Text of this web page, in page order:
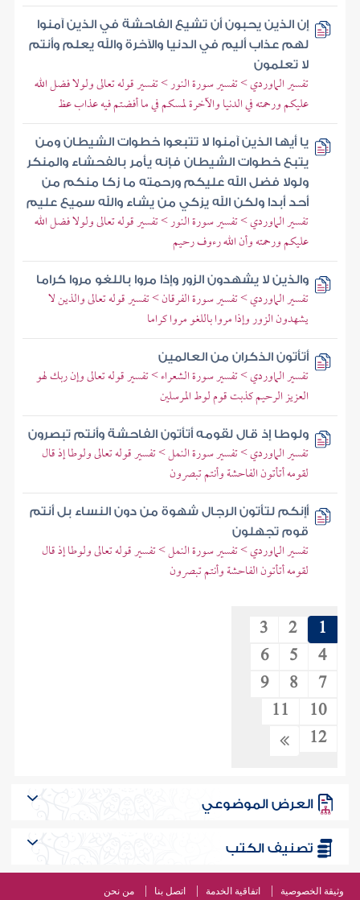
إن الذين يحبون أن تشيع الفاحشة في الذين آمنوا
لهم عذاب أليم في الدنيا والآخرة والله يعلم وأنتم
لا تعلمون
تفسير الماوردي > تفسير سورة النور > تفسير قوله تعالى ولولا فضل الله
عليكم ورحمته في الدنيا والآخرة لمسكم في ما أفضتم فيه عذاب عظ
يا أيها الذين آمنوا لا تتبعوا خطوات الشيطان ومن
يتبع خطوات الشيطان فإنه يأمر بالفحشاء والمنكر
ولولا فضل الله عليكم ورحمته ما زكا منكم من
أحد أبدا ولكن الله يزكي من يشاء والله سميع عليم
تفسير الماوردي > تفسير سورة النور > تفسير قوله تعالى ولولا فضل الله
عليكم ورحمته وأن الله رءوف رحيم
والذين لا يشهدون الزور وإذا مروا باللغو مروا كراما
تفسير الماوردي > تفسير سورة الفرقان > تفسير قوله تعالى والذين لا
يشهدون الزور وإذا مروا باللغو مروا كراما
أتأتون الذكران من العالمين
تفسير الماوردي > تفسير سورة الشعراء > تفسير قوله تعالى وإن ربك لهو
العزيز الرحيم كذبت قوم لوط المرسلين
ولوطا إذ قال لقومه أتأتون الفاحشة وأنتم تبصرون
تفسير الماوردي > تفسير سورة النمل > تفسير قوله تعالى ولوطا إذ قال
لقومه أتأتون الفاحشة وأنتم تبصرون
أإنكم لتأتون الرجال شهوة من دون النساء بل أنتم
قوم تجهلون
تفسير الماوردي > تفسير سورة النمل > تفسير قوله تعالى ولوطا إذ قال
لقومه أتأتون الفاحشة وأنتم تبصرون
1
2
3
4
5
6
7
8
9
10
11
12
العرض الموضوعي
تصنيف الكتب
وثيقة الخصوصية اتفاقية الخدمة اتصل بنا من نحن